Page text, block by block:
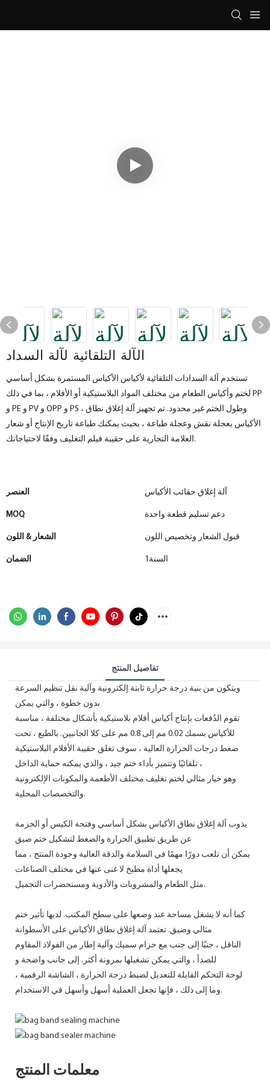
الآلة التلقائية لآلة السداد
تستخدم آلة السدادات التلقائية لأكياس الأكياس المستمرة بشكل أساسي
لختم وأكياس الطعام من مختلف المواد البلاستيكية أو الأفلام ، بما في ذلك PP
و PE و PV و OPP و PS ، وطول الختم غير محدود. تم تجهيز آلة إغلاق نطاق
الأكياس بعجلة نقش وعجلة طباعة ، بحيث يمكنك طباعة تاريخ الإنتاج أو شعار
العلامة التجارية على حقيبة فيلم التغليف وفقًا لاحتياجاتك.
آلة إغلاق حقائب الأكياس
MOQ دعم تسليم قطعة واحدة
الشعار & اللون قبول الشعار وتخصيص اللون
الضمان السنة1
تفاصيل المنتج
ويتكون من بنية درجة حرارة ثابتة إلكترونية وآلية نقل تنظيم السرعة
تقوم الدُفعات بإنتاج أكياس أفلام بلاستيكية بأشكال مختلفة ، مناسبة
ضغط درجات الحرارة العالية ، سوف تغلق حقيبة الأفلام البلاستيكية
تلقائيًا وتتميز بأداء ختم جيد ، والذي يمكنه حماية الداخل ،
وهو خيار مثالي لختم تغليف مختلف الأطعمة والمكونات الإلكترونية
والتخصصات المحلية.
يذوب آلة إغلاق نطاق الأكياس بشكل أساسي وفتحة الكيس أو الحزمة
يمكن أن تلعب دورًا مهمًا في السلامة والدقة العالية وجودة المنتج ، مما
مثل الطعام والمشروبات والأدوية ومستحضرات التجميل.
كما أنه لا يشغل مساحة عند وضعها على سطح المكتب. لديها تأثير ختم
الناقل ، جنبًا إلى جنب مع حزام سميك وآلية إطار من الفولاذ المقاوم
لوحة التحكم القابلة للتعديل لضبط درجة الحرارة ، الشاشة الرقمية ،
وما إلى ذلك ، فإنها تجعل العملية أسهل وأسهل في الاستخدام.
معلمات المنتج